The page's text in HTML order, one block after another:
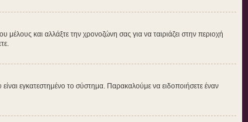
μέλους και αλλάξτε την χρονοζώνη σας για να ταιριάζει στην περιοχή
εγκατεστημένο το σύστημα. Παρακαλούμε να ειδοποιήσετε έναν